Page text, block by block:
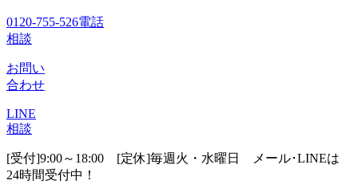
0120-755-526電話
相談
お問い
合わせ
LINE
相談
[受付]9:00～18:00 [定休]毎週火・水曜日
メール･LINEは
24時間受付中！